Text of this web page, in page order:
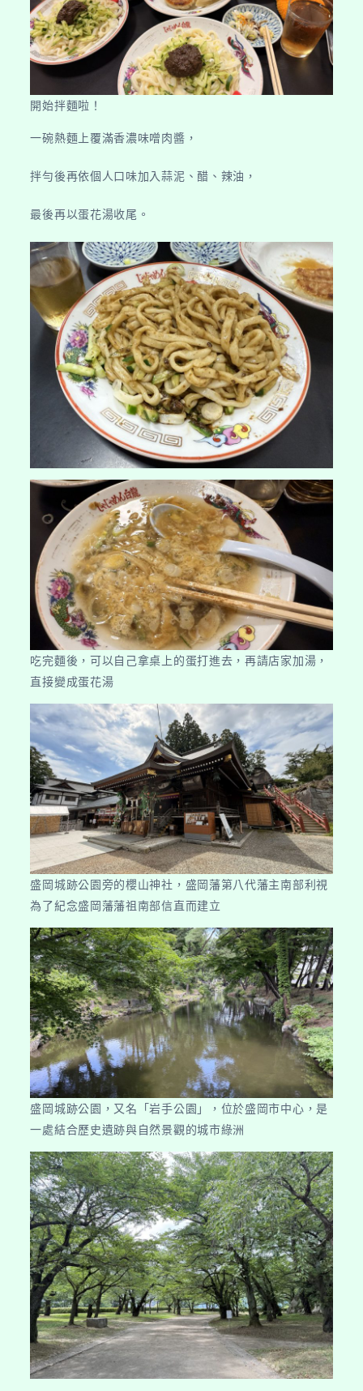
開始拌麵啦！
一碗熱麵上覆滿香濃味噌肉醬，
拌勻後再依個人口味加入蒜泥、醋、辣油，
最後再以蛋花湯收尾。
吃完麵後，可以自己拿桌上的蛋打進去，再請店家加湯，
直接變成蛋花湯
盛岡城跡公園旁的櫻山神社，盛岡藩第八代藩主南部利視
為了紀念盛岡藩藩祖南部信直而建立
盛岡城跡公園，又名「岩手公園」，位於盛岡市中心，是
一處結合歷史遺跡與自然景觀的城市綠洲